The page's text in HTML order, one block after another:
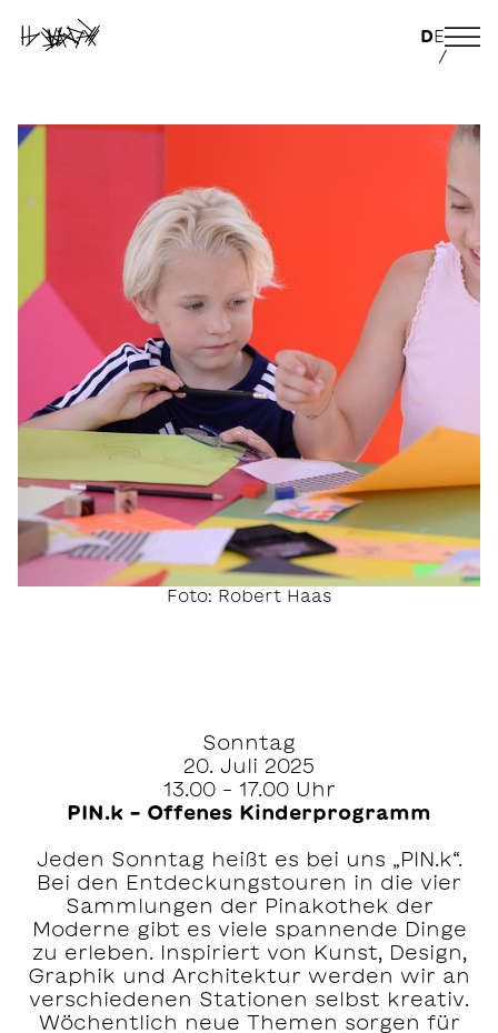
DE
/
Foto: Robert Haas
Sonntag
20. Juli 2025
13.00 – 17.00 Uhr
PIN.k – Offenes Kinderprogramm
Jeden Sonntag heißt es bei uns „PIN.k“.
Bei den Entdeckungstouren in die vier
Sammlungen der Pinakothek der
Moderne gibt es viele spannende Dinge
zu erleben. Inspiriert von Kunst, Design,
Graphik und Architektur werden wir an
verschiedenen Stationen selbst kreativ.
Wöchentlich neue Themen sorgen für